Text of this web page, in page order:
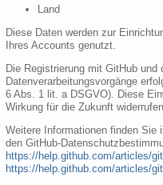
Land
Diese Daten werden zur
Ihres Accounts genutzt.
Die Registrierung mit GitHub und
Datenverarbeitungsvorgänge
6 Abs. 1 lit. a DSGVO). Diese
Wirkung für die Zukunft
Weitere Informationen finden Sie
den GitHub-
https://help.github.com/articles/
https://help.github.com/articles/